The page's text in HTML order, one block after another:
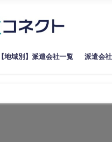
【地域別】派遣会社一覧 派遣会